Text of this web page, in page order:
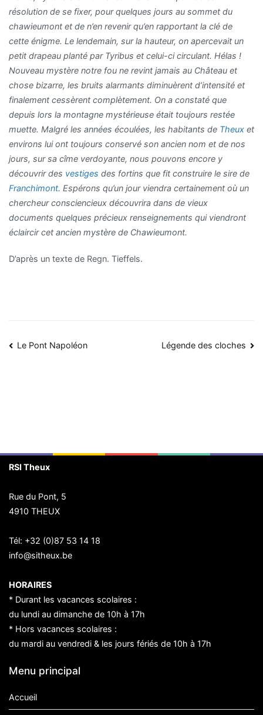
résolution de se fixer, pour quelques jours au sommet du
chawieumont et de n’en revenir qu’en rapportant la clé de
cette énigme. Le lendemain, sur la hauteur, on apercevait un
petit drapeau planté par Tyribus et celui-ci circulant. Hélas !
Nouveau mystère notre fou ne revint jamais au Château et
chose bizarre, les bruits alarmants diminuèrent d’intensité et
finalement cessèrent complètement. On a constaté que
depuis lors la montagne mystérieuse était toujours restée
muette. Malgré les années écoulées, les habitants de Theux et
environs lui ont toujours conservé son ancien nom et de nos
jours, sur sa cîme verdoyante, nous pouvons encore y
découvrir des vestiges des fortins que fit construire le sire de
Franchimont. Espérons qu’un jour viendra certainement où un
chercheur consciencieux découvrira dans de vieux
documents quelques précieux renseignements qui viendront
éclaircir cet ancien mystère de Chawieumont.
D’après un texte de Regn. Tieffels.
Navigation
Le Pont Napoléon Légende des cloches
RSI Theux
Rue du Pont, 5
4910 THEUX
Tél: +32 (0)87 53 14 18
info@sitheux.be
HORAIRES
* Durant les vacances scolaires :
du lundi au dimanche de 10h à 17h
* Hors vacances scolaires :
du mardi au vendredi & les jours fériés de 10h à 17h
Menu principal
Accueil